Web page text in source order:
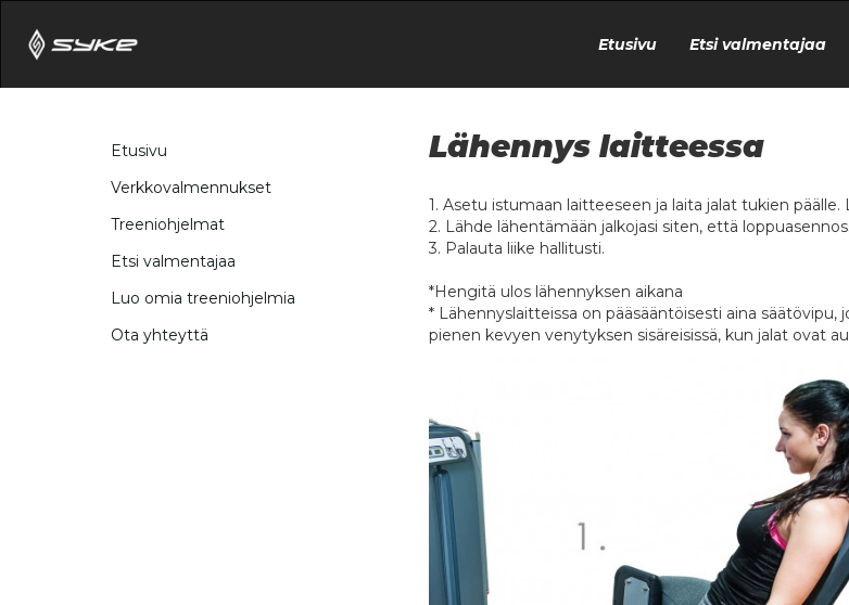
Etusivu Etsi valmentajaa
Etusivu
Verkkovalmennukset
Treeniohjelmat
Etsi valmentajaa
Luo omia treeniohjelmia
Ota yhteyttä
Lähennys laitteessa
1. Asetu istumaan laitteeseen ja laita jalat tukien päälle.
2. Lähde lähentämään jalkojasi siten, että
3. Palauta liike hallitusti.
*Hengitä ulos lähennyksen aikana
* Lähennyslaitteissa on pääsääntöisesti aina
pienen kevyen venytyksen sisäreisissä, kun jalat ovat